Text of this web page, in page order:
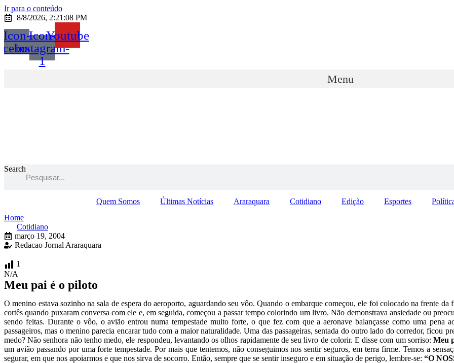
Ir para o conteúdo
8/8/2026, 2:21:08 PM
Icon-Icon-
instagram-
1
Youtube
Menu
Search
Quem Somos Últimas Notícias Araraquara Cotidiano Edição Esportes
Home
Cotidiano
março 19, 2004
Redacao Jornal Araraquara
1
N/A
Meu pai é o piloto
O menino estava sozinho na sala de espera do aeroporto, aguardando seu vôo. Quando o embarque começou, ele foi colocado na frente
cortês quando puxaram conversa com ele e, em seguida, começou a passar tempo colorindo um livro. Não demonstrava ansiedade ou
sendo feitas. Durante o vôo, o avião entrou numa tempestade muito forte, o que fez com que a aeronave balançasse como uma pena
passageiros, mas o menino parecia encarar tudo com a maior naturalidade. Uma das passageiras, sentada do outro lado do corredor, ficou
medo? Não senhora não tenho medo, ele respondeu, levantando os olhos rapidamente de seu livro de colorir. E disse com um sorriso:Meu
um avião passando por uma forte tempestade. Por mais que tentemos, não conseguimos nos sentir seguros, em terra firme. Temos a
segurar, em que nos apoiarmos e que nos sirva de socorro. Então, sempre que se sentir inseguro e em situação de perigo, lembre-se: “O